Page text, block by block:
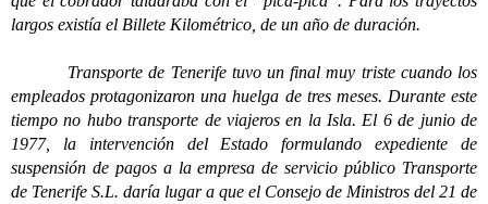
largos existía el Billete Kilométrico, de un año de duración.
Transporte de Tenerife tuvo un final muy triste cuando los
empleados protagonizaron una huelga de tres meses. Durante este
tiempo no hubo transporte de viajeros en la Isla. El 6 de junio de
1977, la intervención del Estado formulando expediente de
suspensión de pagos a la empresa de servicio público Transporte
de Tenerife S.L. daría lugar a que el Consejo de Ministros del 21 de